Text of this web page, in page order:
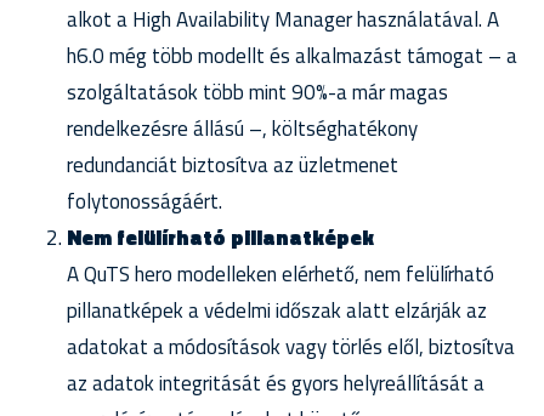
alkot a High Availability Manager használatával. A
h6.0 még több modellt és alkalmazást támogat – a
szolgáltatások több mint 90%-a már magas
rendelkezésre állású –, költséghatékony
redundanciát biztosítva az üzletmenet
folytonosságáért.
Nem felülírható pillanatképek
A QuTS hero modelleken elérhető, nem felülírható
pillanatképek a védelmi időszak alatt elzárják az
adatokat a módosítások vagy törlés elől, biztosítva
az adatok integritását és gyors helyreállítását a